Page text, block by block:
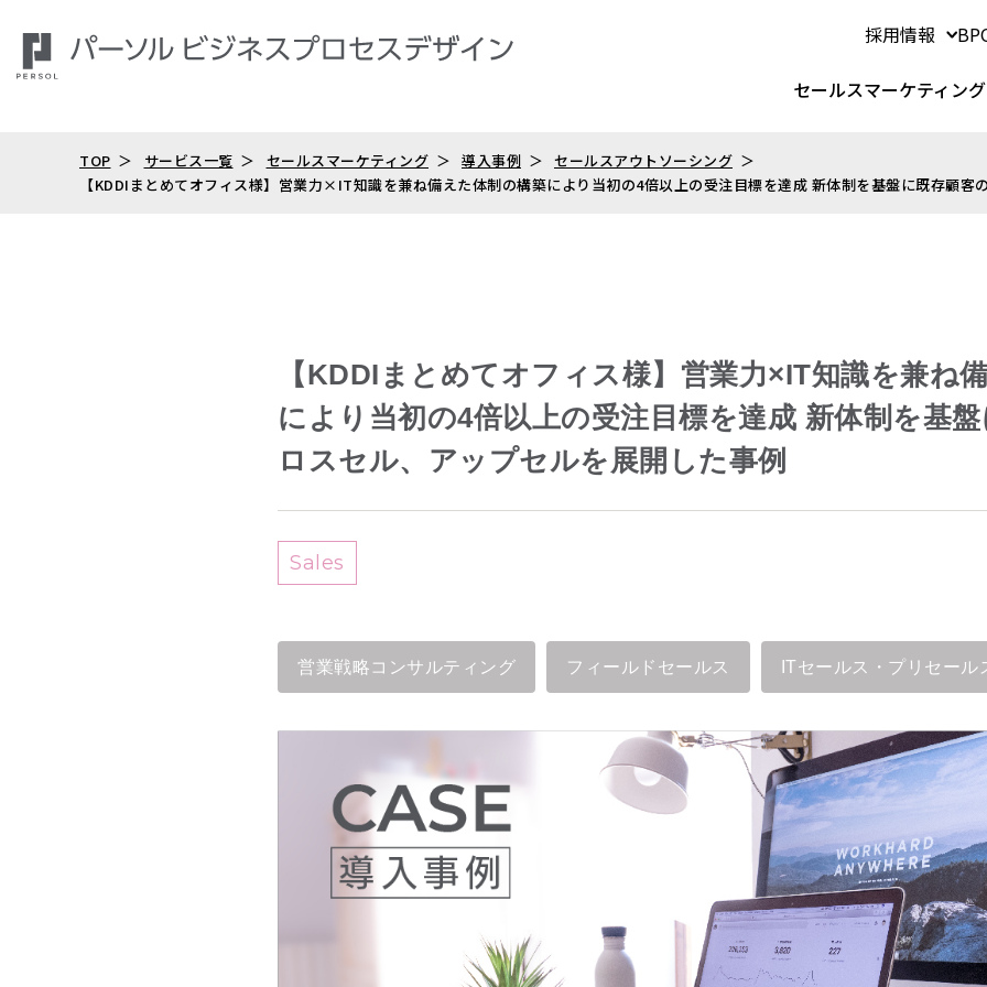
採用情報
セールスマーケティン
TOP サービス一覧 セールスマーケティング 導入事例
セールスアウトソーシング
【KDDIまとめてオフィス様】営業力×IT知識を兼ね備えた体制の構築により当初の4倍以上の受注目標を達成 新体制を基盤に既存顧客
【KDDIまとめてオフィス様】営業力×IT知識を兼ね
により当初の4倍以上の受注目標を達成 新体制を基
ロスセル、アップセルを展開した事例
Sales
営業戦略コンサルティング フィールドセールス ITセールス・プリセール